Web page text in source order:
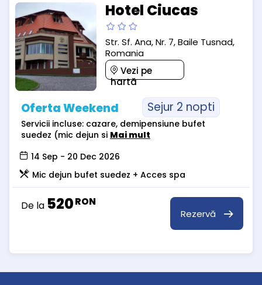
Hotel Ciucas
Str. Sf. Ana, Nr. 7, Baile Tusnad,
Romania
Vezi pe
hartă
Oferta Weekend Sejur 2 nopti
Servicii incluse: cazare, demipensiune bufet
suedez (mic dejun si Mai mult
14 Sep - 20 Dec 2026
Mic dejun bufet suedez + Acces spa
De la 520RON
Rezervă